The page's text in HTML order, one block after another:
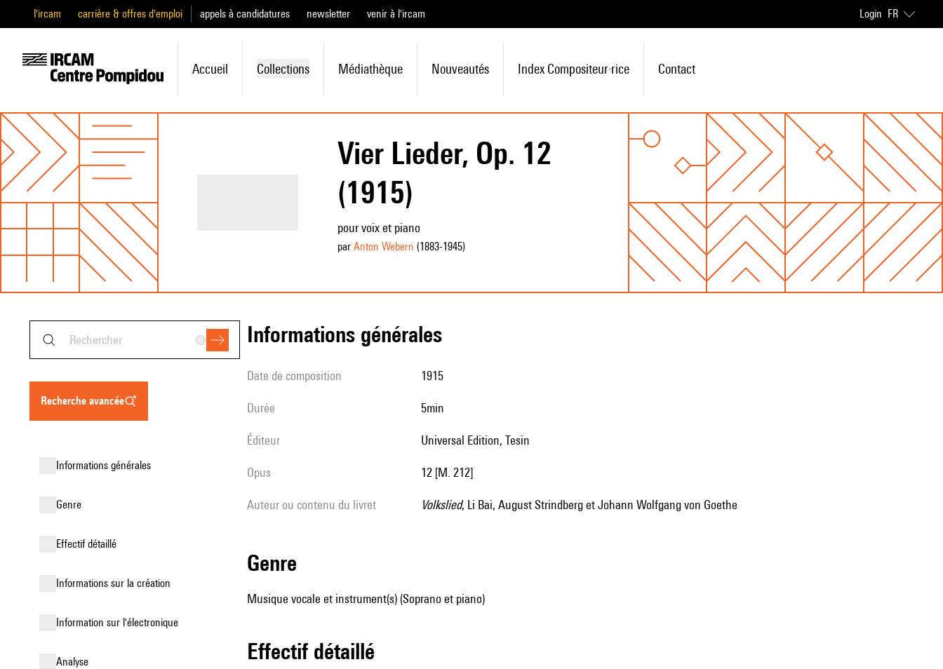
l'ircam carrière & offres d'emploi appels à candidatures newsletter venir à l'ircam Login FR
Accueil Collections Médiathèque Nouveautés Index Compositeur·rice Contact
Vier Lieder, Op. 12
(1915)
pour voix et piano
par Anton Webern (1883-1945)
recherche avancée
informations générales
genre
effectif détaillé
informations sur la création
Information sur l'électronique
analyse
informations générales
date de composition 1915
durée 5min
éditeur Universal Edition, Tesin
Opus 12 [M. 212]
Auteur ou contenu du livret Volkslied, Li Bai, August Strindberg et Johann Wolfgang von Goethe
genre
Musique vocale et instrument(s) (Soprano et piano)
effectif détaillé